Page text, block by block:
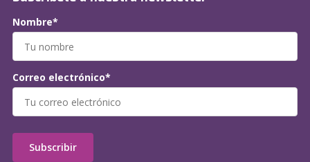
Nombre*
Correo electrónico*
Subscribir